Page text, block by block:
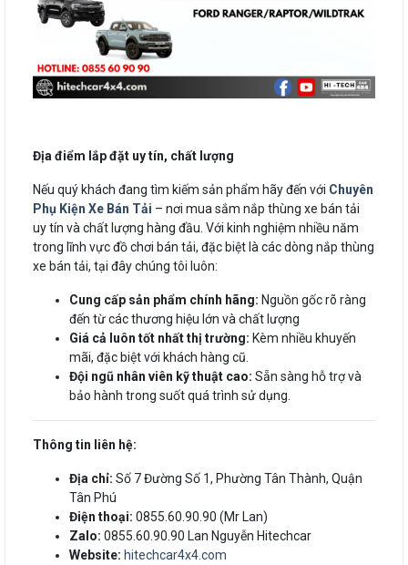
Địa điểm lắp đặt uy tín, chất lượng
Nếu quý khách đang tìm kiếm sản phẩm hãy đến với Chuyên
Phụ Kiện Xe Bán Tải – nơi mua sắm nắp thùng xe bán tải
uy tín và chất lượng hàng đầu. Với kinh nghiệm nhiều năm
trong lĩnh vực đồ chơi bán tải, đặc biệt là các dòng nắp thùng
xe bán tải, tại đây chúng tôi luôn:
Cung cấp sản phẩm chính hãng: Nguồn gốc rõ ràng
đến từ các thương hiệu lớn và chất lượng
Giá cả luôn tốt nhất thị trường: Kèm nhiều khuyến
mãi, đặc biệt với khách hàng cũ.
Đội ngũ nhân viên kỹ thuật cao: Sẵn sàng hỗ trợ và
bảo hành trong suốt quá trình sử dụng.
Thông tin liên hệ:
Địa chỉ: Số 7 Đường Số 1, Phường Tân Thành, Quận
Tân Phú
Điện thoại: 0855.60.90.90 (Mr Lan)
Zalo: 0855.60.90.90 Lan Nguyễn Hitechcar
Website: hitechcar4x4.com